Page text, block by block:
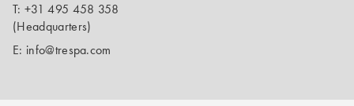
T: +31 495 458 358
(Headquarters)
E: info@trespa.com